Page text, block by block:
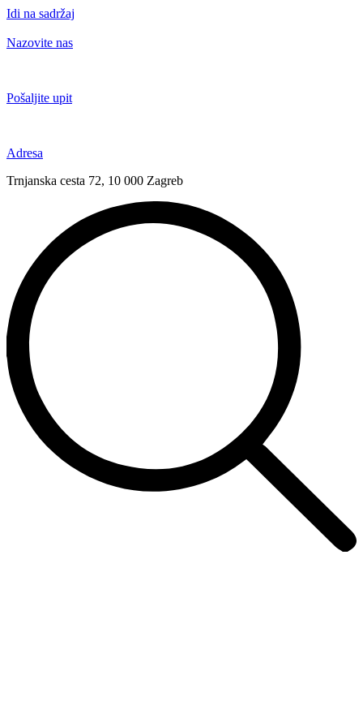
Idi na sadržaj
Nazovite nas
Pošaljite upit
Adresa
Trnjanska cesta 72, 10 000 Zagreb